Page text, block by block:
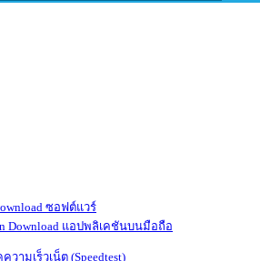
ซอฟต์แวร์
แอปพลิเคชันบนมือถือ
ความเร็วเน็ต (Speedtest)